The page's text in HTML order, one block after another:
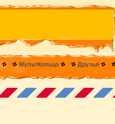
МультКольцо Друзья